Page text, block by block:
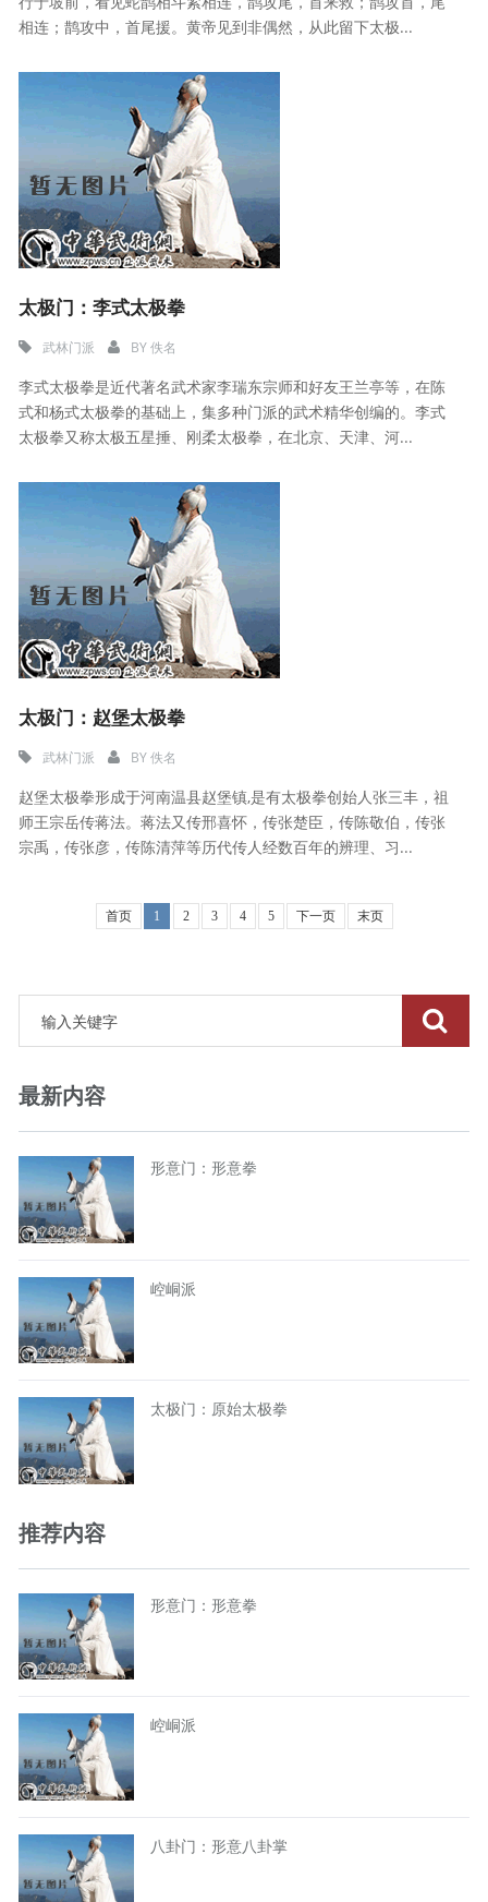
相连；鹊攻中，首尾援。黄帝见到非偶然，从此留下太极...
太极门：李式太极拳
武林门派 BY佚名
李式太极拳是近代著名武术家李瑞东宗师和好友王兰亭等，在陈
式和杨式太极拳的基础上，集多种门派的武术精华创编的。李式
太极拳又称太极五星捶、刚柔太极拳，在北京、天津、河...
太极门：赵堡太极拳
武林门派 BY佚名
赵堡太极拳形成于河南温县赵堡镇,是有太极拳创始人张三丰，祖
师王宗岳传蒋法。蒋法又传邢喜怀，传张楚臣，传陈敬伯，传张
宗禹，传张彦，传陈清萍等历代传人经数百年的辨理、习...
首页 1 2 3 4 5 下一页 末页
最新内容
形意门：形意拳
崆峒派
太极门：原始太极拳
推荐内容
形意门：形意拳
崆峒派
八卦门：形意八卦掌